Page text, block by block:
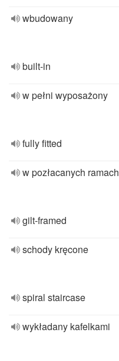
wbudowany
built-in
w pełni wyposażony
fully fitted
w pozłacanych ramach
gilt-framed
schody kręcone
spiral staircase
wykładany kafelkami